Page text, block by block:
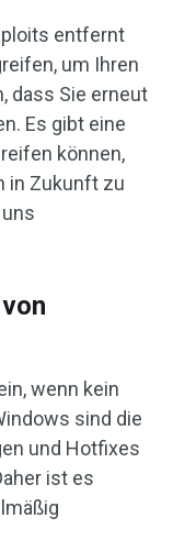
entfernt
um Ihren
dass Sie erneut
Es gibt eine
können,
in Zukunft zu
wenn kein
sind die
und Hotfixes
ist es